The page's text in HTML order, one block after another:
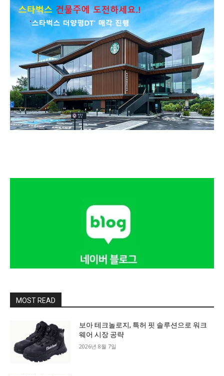
MOST READ
보아 테크놀로지, 특허 핏 솔루션으로 워크
웨어 시장 공략
2026년 8월 7일